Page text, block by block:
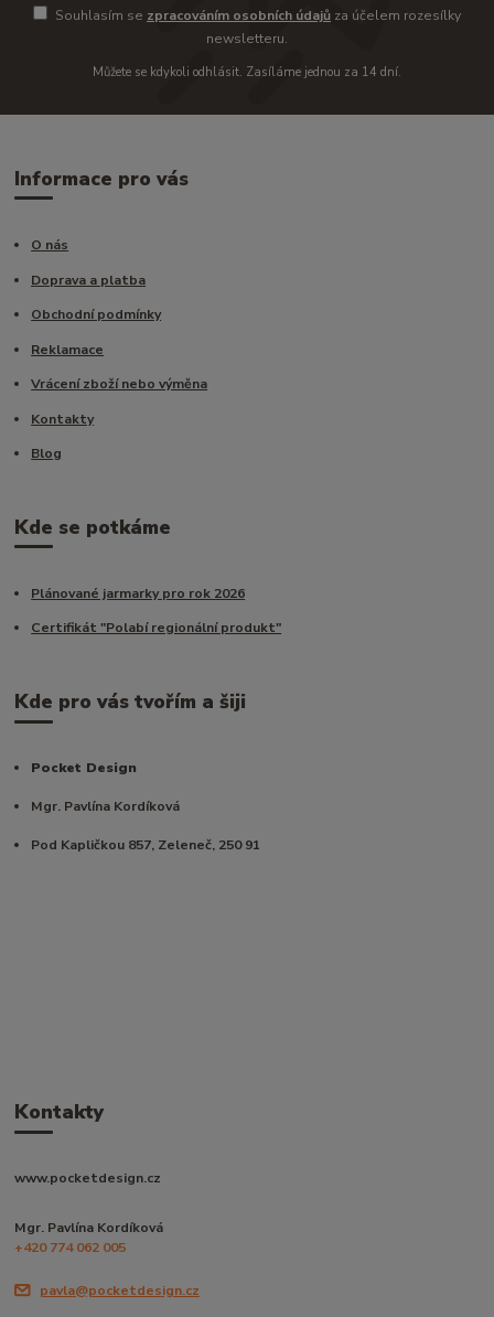
Souhlasím se zpracováním osobních údajůza účelem rozesílky
newsletteru.
Můžete se kdykoli odhlásit. Zasíláme jednou za 14 dní.
Informace pro vás
O nás
Doprava a platba
Obchodní podmínky
Reklamace
Vrácení zboží nebo výměna
Kontakty
Blog
Kde se potkáme
Plánované jarmarky pro rok 2026
Certifikát "Polabí regionální produkt"
Kde pro vás tvořím a šiji
Pocket Design
Mgr. Pavlína Kordíková
Pod Kapličkou 857, Zeleneč, 250 91
Kontakty
www.pocketdesign.cz
Mgr. Pavlína Kordíková
+420 774 062 005
pavla@pocketdesign.cz